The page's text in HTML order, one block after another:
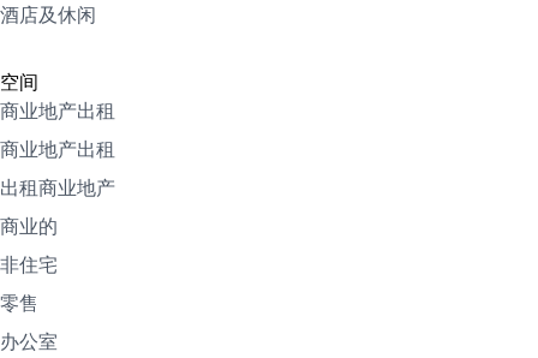
酒店及休闲
空间
商业地产出租
商业地产出租
出租商业地产
商业的
非住宅
零售
办公室